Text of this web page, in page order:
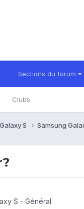
Sections du forum
Clubs
S Samsung
S - Général